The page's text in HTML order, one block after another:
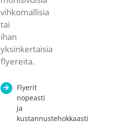
vihkomallisia
tai
ihan
yksinkertaisia
flyereita.
Flyerit
nopeasti
ja
kustannustehokkaasti